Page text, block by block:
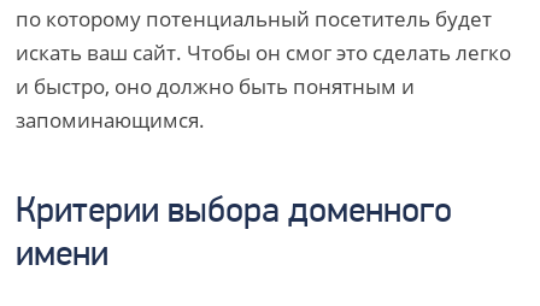
по которому потенциальный посетитель будет
искать ваш сайт. Чтобы он смог это сделать легко
и быстро, оно должно быть понятным и
запоминающимся.
Критерии выбора доменного
имени